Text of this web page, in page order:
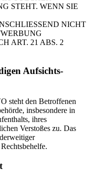
STEHT. WENN SIE
NICHT
ART. 21 ABS. 2
Aufsichts­
steht den Betroffenen
insbesondere in
ihres
Verstoßes zu. Das